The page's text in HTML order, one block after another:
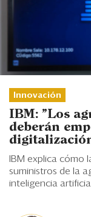
¿Qué está
Sectores y
Economía y
Legal y
Blogs
Innovación
IBM: "Los
deberán
IBM explica cómo
suministros de la
inteligencia